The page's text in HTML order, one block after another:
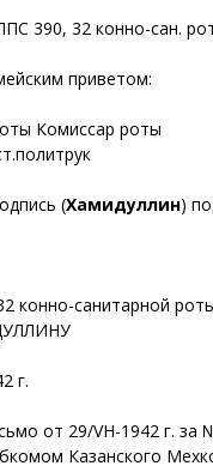
390, 32 конно-сан.
приветом:
Комиссар роты
(Хамидуллин)
конно-санитарной
г.
от 29/VH-1942 г.
Казанского